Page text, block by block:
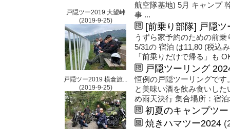
戸隠ツー2019 大望峠
(2019-9-25)
戸隠ツー2019 横倉旅...
(2019-9-25)
航空隊基地) 5月 キャンプ
事 ...
[前乗り部隊] 戸隠
うずら家予約のための前乗
5/31の 宿泊 は11,80 (税込
「前乗りだけで帰る」も
戸隠ツーリング
恒例の戸隠ツーリングで
と美味い酒を飲み食いし
め雨天決行 集合場所：宿
初夏のキャンプツ
焼きハマツー2024